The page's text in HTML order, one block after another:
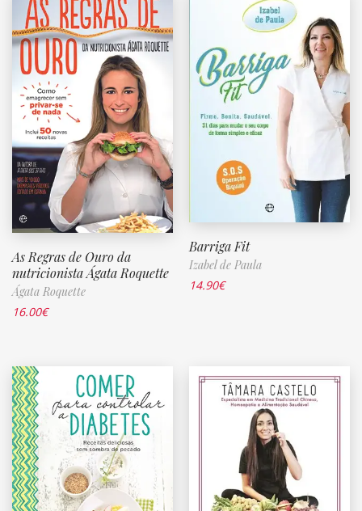
As Regras de Ouro da
nutricionista Ágata Roquette
Ágata Roquette
16.00€
Barriga Fit
Izabel de Paula
14.90€